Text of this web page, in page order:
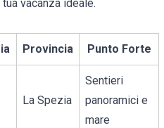
vacanza ideale.
Provincia Punto Forte
La Spezia
Sentieri
panoramici e
mare